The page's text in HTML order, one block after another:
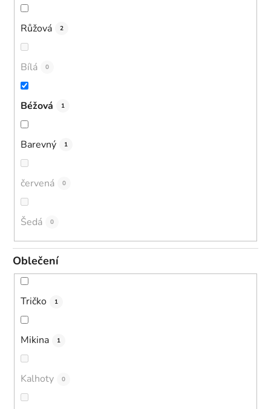
Růžová 2
Bílá 0
Béžová 1
Barevný 1
červená 0
Šedá 0
Oblečení
Tričko 1
Mikina 1
Kalhoty 0